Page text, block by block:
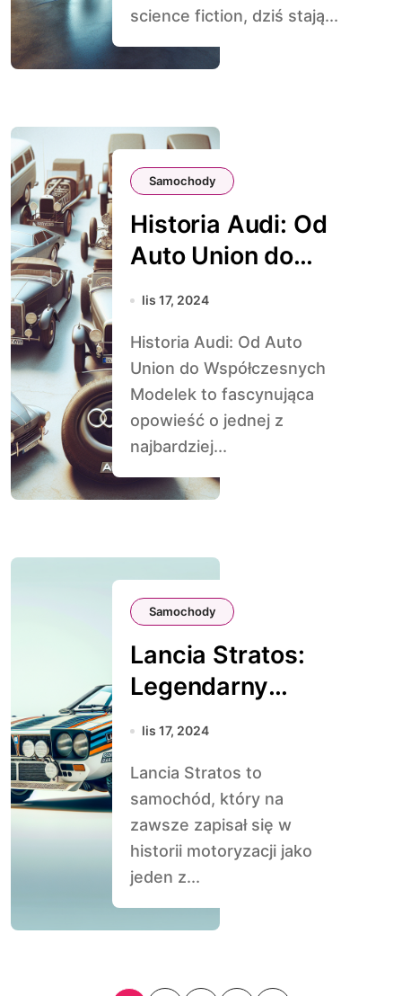
science fiction, dziś stają...
Samochody
Historia Audi: Od
Auto Union do
Współczesnych
lis 17, 2024
Historia Audi: Od Auto
Union do Współczesnych
Modelek to fascynująca
opowieść o jednej z
najbardziej...
Samochody
Lancia Stratos:
Legendarny
Samochód
lis 17, 2024
Lancia Stratos to
samochód, który na
zawsze zapisał się w
historii motoryzacji jako
jeden z...